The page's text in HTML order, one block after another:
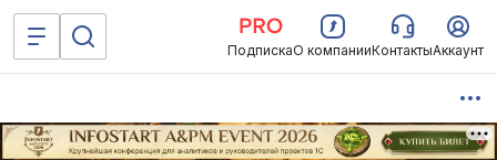
ПодпискаО компанииКонтактыАккаунт